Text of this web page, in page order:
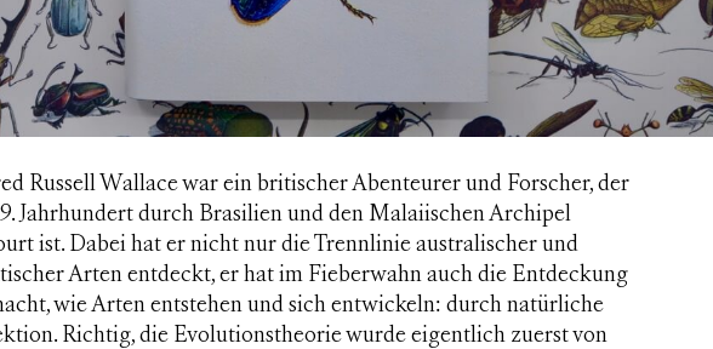
Russell Wallace war ein britischer Abenteurer und Forscher, der
Jahrhundert durch Brasilien und den Malaiischen Archipel
ist. Dabei hat er nicht nur die Trennlinie australischer und
Arten entdeckt, er hat im Fieberwahn auch die Entdeckung
wie Arten entstehen und sich entwickeln: durch natürliche
Richtig, die Evolutionstheorie wurde eigentlich zuerst von